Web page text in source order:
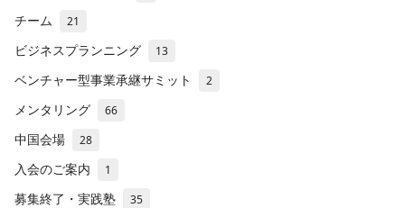
チーム 21
ビジネスプランニング 13
ベンチャー型事業承継サミット 2
メンタリング 66
中国会場 28
入会のご案内 1
募集終了・実践塾 35